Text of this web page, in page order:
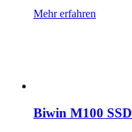
Mehr erfahren
Biwin M100 SSD